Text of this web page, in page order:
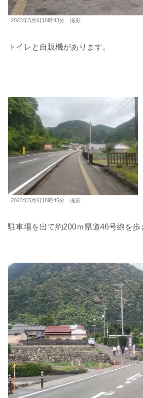
2023年5月6日8時43分 撮影
トイレと自販機があります。
2023年5月6日8時45分 撮影
駐車場を出て約200ｍ県道46号線を歩